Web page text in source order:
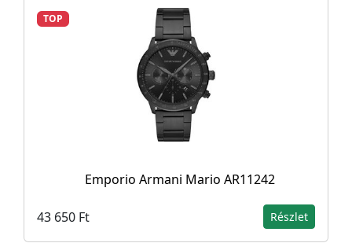
TOP
Emporio Armani Mario AR11242
43 650 Ft Részlet